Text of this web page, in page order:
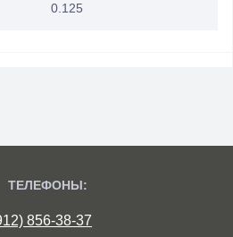
0.125
ТЕЛЕФОНЫ:
856-38-37